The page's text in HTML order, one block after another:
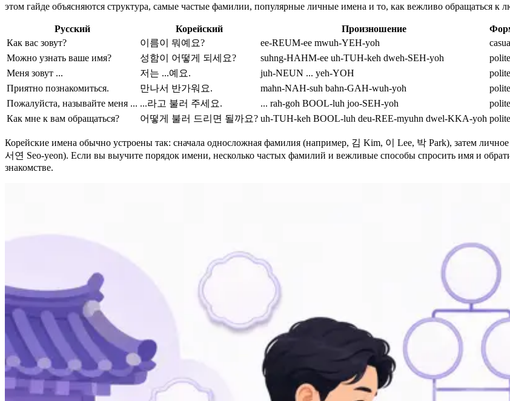
этом гайде объясняются структура, самые частые фамилии, популярные личные имена и то, как вежливо обращаться к
Русский Корейский Произношение
Как вас зовут?
이름이 뭐예요? ee-REUM-ee mwuh-YEH-yoh
Можно узнать ваше имя?
성함이 어떻게 되세요? suhng-HAHM-ee uh-TUH-keh dweh-SEH-yoh
polite
Меня зовут ...
저는 ...예요. juh-NEUN ... yeh-YOH
polite
Приятно познакомиться.
만나서 반가워요. mahn-NAH-suh bahn-GAH-wuh-yoh
polite
Пожалуйста, называйте меня ... ...라고 불러 주세요. ... rah-goh BOOL-luh joo-SEH-yoh
polite
Как мне к вам обращаться?
어떻게 불러 드리면 될까요? uh-TUH-keh BOOL-luh deu-REE-myuhn dwel-KKA-yoh polite
Корейские имена обычно устроены так: сначала односложная фамилия (например, 김 Kim, 이 Lee, 박 Park), затем
서연 Seo-yeon). Если вы выучите порядок имени, несколько частых фамилий и вежливые способы спросить имя и
знакомстве.